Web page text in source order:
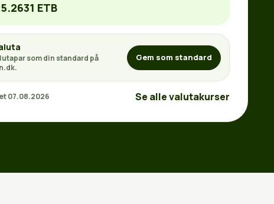
ETB
som din standard på
Gem som standard
07.08.2026 Se alle valutakurser